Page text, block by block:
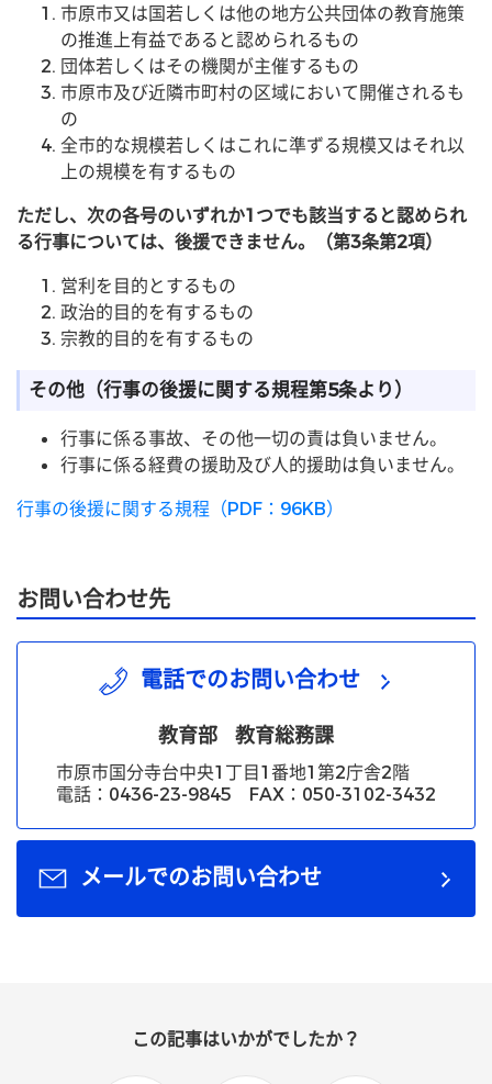
市原市又は国若しくは他の地方公共団体の教育施策
の推進上有益であると認められるもの
団体若しくはその機関が主催するもの
市原市及び近隣市町村の区域において開催されるも
の
全市的な規模若しくはこれに準ずる規模又はそれ以
上の規模を有するもの
ただし、次の各号のいずれか1つでも該当すると認められ
る行事については、後援できません。（第3条第2項）
営利を目的とするもの
政治的目的を有するもの
宗教的目的を有するもの
その他（行事の後援に関する規程第5条より）
行事に係る事故、その他一切の責は負いません。
行事に係る経費の援助及び人的援助は負いません。
行事の後援に関する規程（PDF：96KB）
お問い合わせ先
電話でのお問い合わせ
教育部 教育総務課
市原市国分寺台中央1丁目1番地1第2庁舎2階
電話：0436-23-9845 FAX：050-3102-3432
メールでのお問い合わせ
この記事はいかがでしたか？